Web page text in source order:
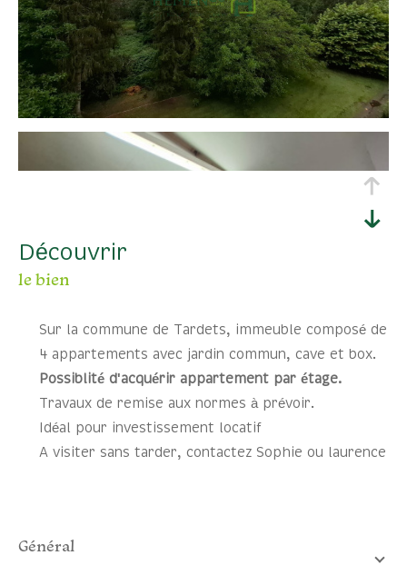
découvrir
le bien
Sur la commune de Tardets, immeuble composé de
4 appartements avec jardin commun, cave et box.
Possiblité d'acquérir appartement par étage.
Travaux de remise aux normes à prévoir.
Idéal pour investissement locatif
A visiter sans tarder, contactez Sophie ou laurence
général